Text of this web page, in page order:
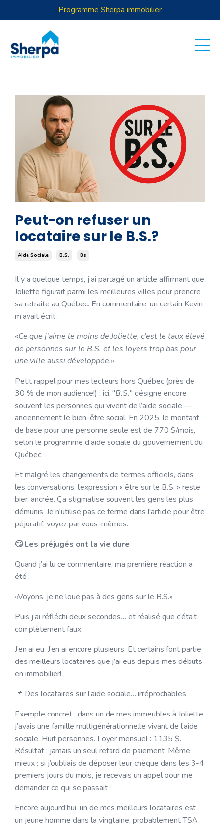
Programme Sherpa immobilier
Peut-on refuser un
locataire sur le B.S.?
Aide Sociale B.s. Bs
Il y a quelque temps, j’ai partagé un article affirmant que
Joliette figurait parmi les meilleures villes pour prendre
sa retraite au Québec. En commentaire, un certain Kevin
m’avait écrit :
«Ce que j’aime le moins de Joliette, c’est le taux élevé
de personnes sur le B.S. et les loyers trop bas pour
une ville aussi développée.»
Petit rappel pour mes lecteurs hors Québec (près de
30 % de mon audience!) : ici, "B.S." désigne encore
souvent les personnes qui vivent de l’aide sociale —
anciennement le bien-être social. En 2025, le montant
de base pour une personne seule est de 770 $/mois,
selon le programme d’aide sociale du gouvernement du
Québec.
Et malgré les changements de termes officiels, dans
les conversations, l’expression « être sur le B.S. » reste
bien ancrée. Ça stigmatise souvent les gens les plus
démunis. Je n'utilise pas ce terme dans l'article pour être
péjoratif, voyez par vous-mêmes.
🙄 Les préjugés ont la vie dure
Quand j’ai lu ce commentaire, ma première réaction a
été :
«Voyons, je ne loue pas à des gens sur le B.S.»
Puis j’ai réfléchi deux secondes… et réalisé que c’était
complètement faux.
J’en ai eu. J’en ai encore plusieurs. Et certains font partie
des meilleurs locataires que j’ai eus depuis mes débuts
en immobilier!
📌 Des locataires sur l’aide sociale… irréprochables
Exemple concret : dans un de mes immeubles à Joliette,
j’avais une famille multigénérationnelle vivant de l’aide
sociale. Huit personnes. Loyer mensuel : 1135 $.
Résultat : jamais un seul retard de paiement. Même
mieux : si j’oubliais de déposer leur chèque dans les 3-4
premiers jours du mois, je recevais un appel pour me
demander ce qui se passait !
Encore aujourd’hui, un de mes meilleurs locataires est
un jeune homme dans la vingtaine, probablement TSA